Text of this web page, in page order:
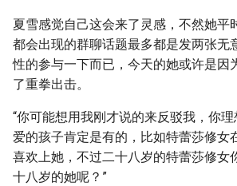
夏雪感觉自己这会来了灵感，不然她平
都会出现的群聊话题最多都是发两张无
性的参与一下而已，今天的她或许是因
了重拳出击。
“你可能想用我刚才说的来反驳我，你
爱的孩子肯定是有的，比如特蕾莎修女
喜欢上她，不过二十八岁的特蕾莎修女
十八岁的她呢？”